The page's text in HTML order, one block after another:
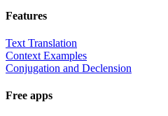
Features
Text Translation
Context Examples
Conjugation and Declension
Free apps